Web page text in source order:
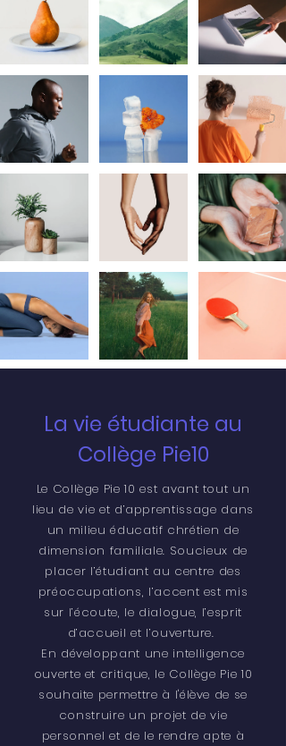
La vie étudiante au
Collège Pie10
Le Collège Pie 10 est avant tout un
lieu de vie et d’apprentissage dans
un milieu éducatif chrétien de
dimension familiale. Soucieux de
placer l’étudiant au centre des
préoccupations, l’accent est mis
sur l’écoute, le dialogue, l’esprit
d’accueil et l’ouverture.
En développant une intelligence
ouverte et critique, le Collège Pie 10
souhaite permettre à l'élève de se
construire un projet de vie
personnel et de le rendre apte à